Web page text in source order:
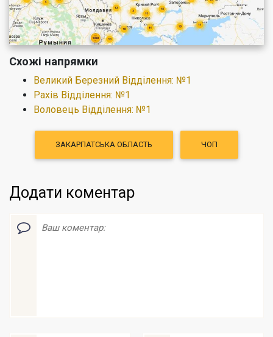
Схожі напрямки
Великий Березний Відділення: №1
Рахів Відділення: №1
Воловець Відділення: №1
ЗАКАРПАТСЬКА ОБЛАСТЬ ЧОП
Додати коментар